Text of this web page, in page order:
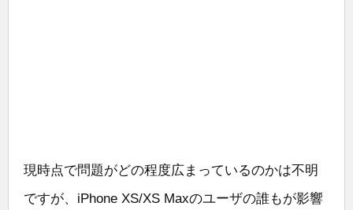
現時点で問題がどの程度広まっているのかは不明
ですが、iPhone XS/XS Maxのユーザの誰もが影響